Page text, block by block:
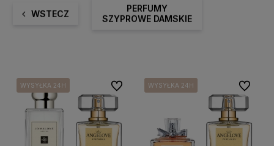
WSTECZ
PERFUMY
SZYPROWE DAMSKIE
WYSYŁKA 24H
WYSYŁKA 24H Do ulubionychWYSYŁKA 24H
WYSYŁKA 24H
WYSYŁKA 24H Do